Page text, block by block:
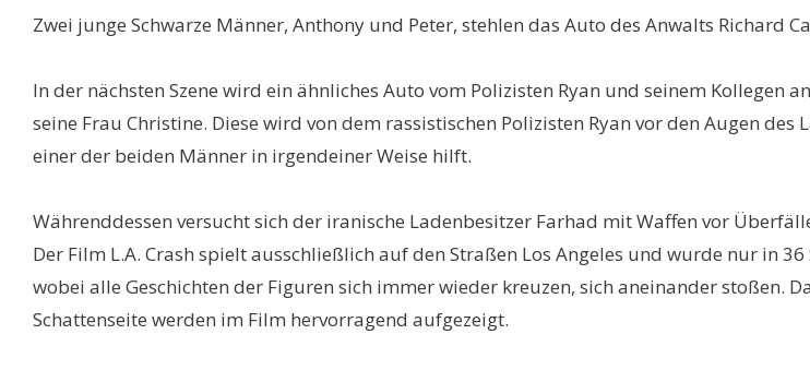
Zwei junge Schwarze Männer, Anthony und Peter, stehlen das Auto des Anwalts Richard
In der nächsten Szene wird ein ähnliches Auto vom Polizisten Ryan und seinem Kollegen
seine Frau Christine. Diese wird von dem rassistischen Polizisten Ryan vor den Augen
einer der beiden Männer in irgendeiner Weise hilft.
Währenddessen versucht sich der iranische Ladenbesitzer Farhad mit Waffen vor
Der Film L.A. Crash spielt ausschließlich auf den Straßen Los Angeles und wurde nur in
wobei alle Geschichten der Figuren sich immer wieder kreuzen, sich aneinander stoßen.
Schattenseite werden im Film hervorragend aufgezeigt.